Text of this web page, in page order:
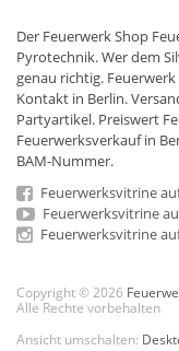
Der Feuerwerk Shop
Pyrotechnik. Wer dem
genau richtig.
Kontakt in Berlin.
Partyartikel. Preiswert
Feuerwerksverkauf in
BAM-Nummer.
Feuerwerksvitrine
Feuerwerksvitrine
Feuerwerksvitrine
Copyright © 2026
Alle Rechte vorbehalten
Ansicht umschalten: